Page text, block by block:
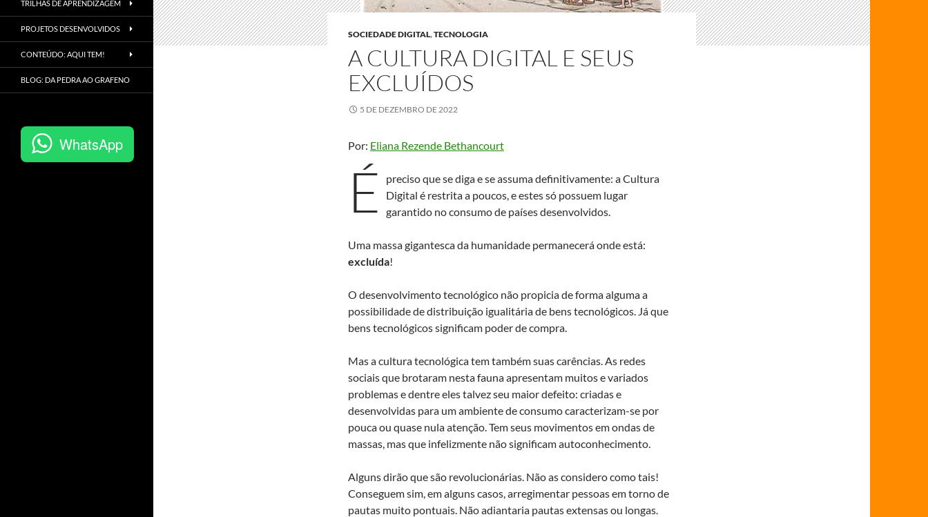
SOCIEDADE DIGITAL,TECNOLOGIA
A CULTURA DIGITAL E SEUS
EXCLUÍDOS
5 DE DEZEMBRO DE 2022
Por: Eliana Rezende Bethancourt
É
preciso que se diga e se assuma definitivamente: a Cultura
Digital é restrita a poucos, e estes só possuem lugar
garantido no consumo de países desenvolvidos.
Uma massa gigantesca da humanidade permanecerá onde está:
excluída!
O desenvolvimento tecnológico não propicia de forma alguma a
possibilidade de distribuição igualitária de bens tecnológicos. Já que
bens tecnológicos significam poder de compra.
Mas a cultura tecnológica tem também suas carências. As redes
sociais que brotaram nesta fauna apresentam muitos e variados
problemas e dentre eles talvez seu maior defeito: criadas e
desenvolvidas para um ambiente de consumo caracterizam-se por
pouca ou quase nula atenção. Tem seus movimentos em ondas de
massas, mas que infelizmente não significam autoconhecimento.
Alguns dirão que são revolucionárias. Não as considero como tais!
Conseguem sim, em alguns casos, arregimentar pessoas em torno de
pautas muito pontuais. Não adiantaria pautas extensas ou longas.
TRILHAS DE APRENDIZAGEM
PROJETOS DESENVOLVIDOS
CONTEÚDO: AQUI TEM!
BLOG: DA PEDRA AO GRAFENO
WhatsApp